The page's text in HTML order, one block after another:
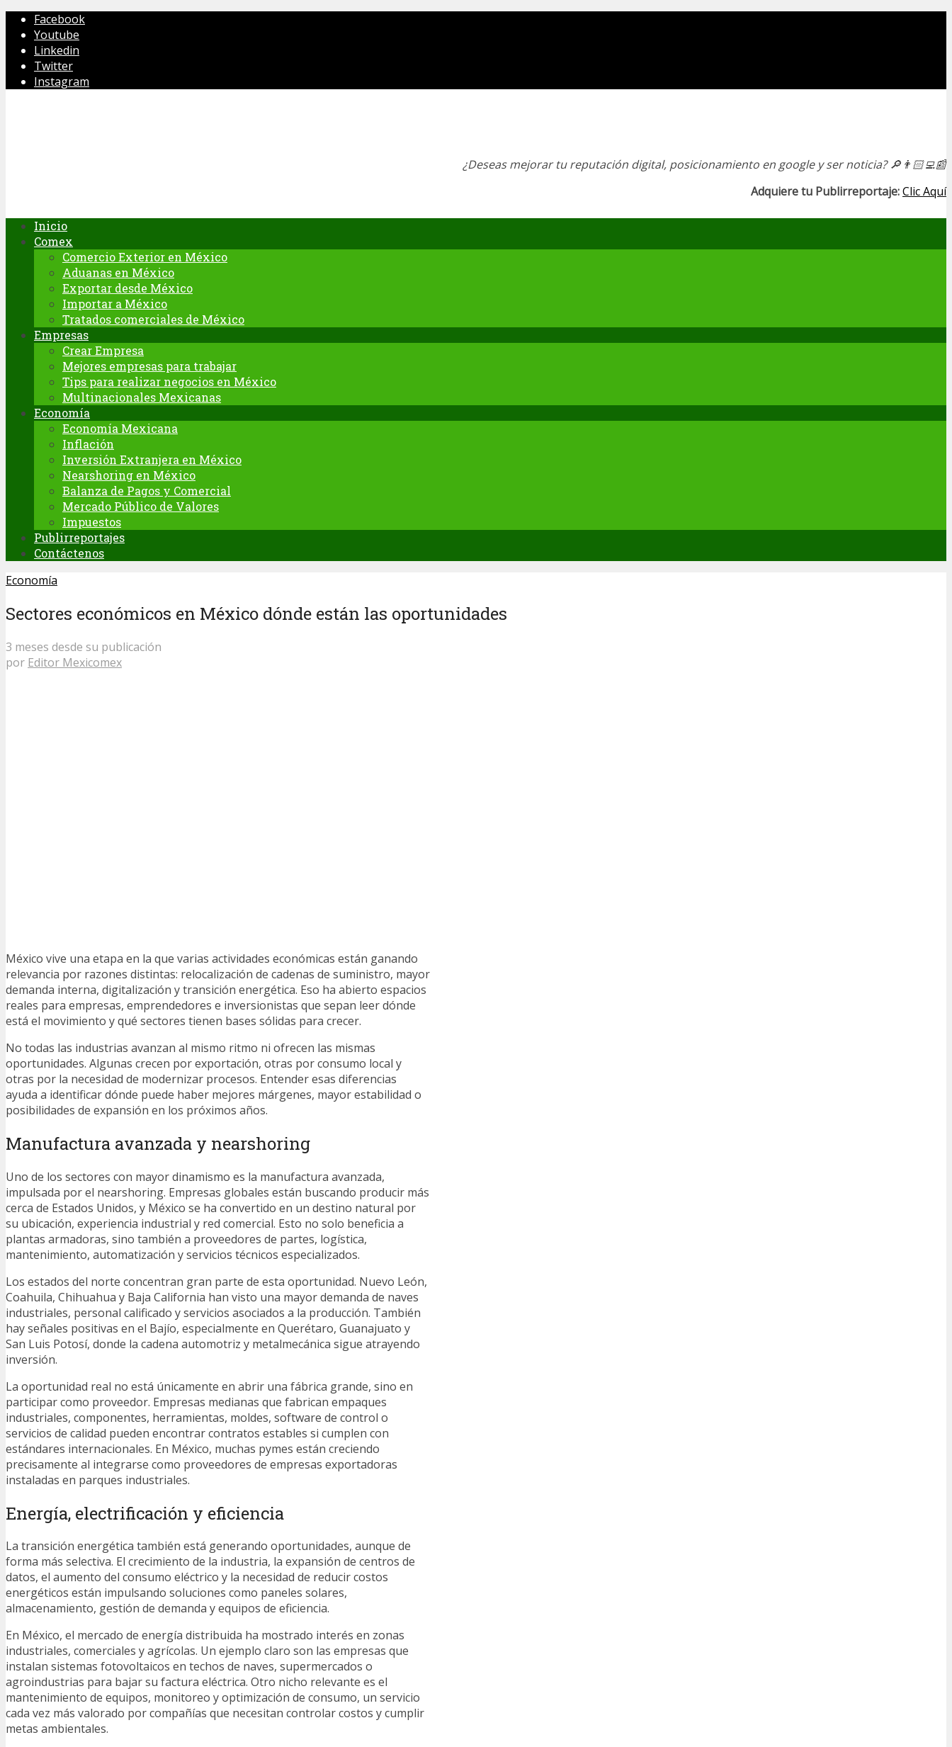
Facebook
Youtube
Linkedin
Twitter
Instagram
¿Deseas mejorar tu reputación digital, posicionamiento en google y ser noticia?🔎👨🏻‍💻📰
Adquiere tu Publirreportaje:Clic Aquí
Inicio
Comex
Comercio Exterior en México
Aduanas en México
Exportar desde México
Importar a México
Tratados comerciales de México
Empresas
Crear Empresa
Mejores empresas para trabajar
Tips para realizar negocios en México
Multinacionales Mexicanas
Economía
Economía Mexicana
Inflación
Inversión Extranjera en México
Nearshoring en México
Balanza de Pagos y Comercial
Mercado Público de Valores
Impuestos
Publirreportajes
Contáctenos
Economía
Sectores económicos en México dónde están las oportunidades
3 meses desde su publicación
por Editor Mexicomex
México vive una etapa en la que varias actividades económicas están ganando
relevancia por razones distintas: relocalización de cadenas de suministro, mayor
demanda interna, digitalización y transición energética. Eso ha abierto espacios
reales para empresas, emprendedores e inversionistas que sepan leer dónde
está el movimiento y qué sectores tienen bases sólidas para crecer.
No todas las industrias avanzan al mismo ritmo ni ofrecen las mismas
oportunidades. Algunas crecen por exportación, otras por consumo local y
otras por la necesidad de modernizar procesos. Entender esas diferencias
ayuda a identificar dónde puede haber mejores márgenes, mayor estabilidad o
posibilidades de expansión en los próximos años.
Manufactura avanzada y nearshoring
Uno de los sectores con mayor dinamismo es la manufactura avanzada,
impulsada por el nearshoring. Empresas globales están buscando producir más
cerca de Estados Unidos, y México se ha convertido en un destino natural por
su ubicación, experiencia industrial y red comercial. Esto no solo beneficia a
plantas armadoras, sino también a proveedores de partes, logística,
mantenimiento, automatización y servicios técnicos especializados.
Los estados del norte concentran gran parte de esta oportunidad. Nuevo León,
Coahuila, Chihuahua y Baja California han visto una mayor demanda de naves
industriales, personal calificado y servicios asociados a la producción. También
hay señales positivas en el Bajío, especialmente en Querétaro, Guanajuato y
San Luis Potosí, donde la cadena automotriz y metalmecánica sigue atrayendo
inversión.
La oportunidad real no está únicamente en abrir una fábrica grande, sino en
participar como proveedor. Empresas medianas que fabrican empaques
industriales, componentes, herramientas, moldes, software de control o
servicios de calidad pueden encontrar contratos estables si cumplen con
estándares internacionales. En México, muchas pymes están creciendo
precisamente al integrarse como proveedores de empresas exportadoras
instaladas en parques industriales.
Energía, electrificación y eficiencia
La transición energética también está generando oportunidades, aunque de
forma más selectiva. El crecimiento de la industria, la expansión de centros de
datos, el aumento del consumo eléctrico y la necesidad de reducir costos
energéticos están impulsando soluciones como paneles solares,
almacenamiento, gestión de demanda y equipos de eficiencia.
En México, el mercado de energía distribuida ha mostrado interés en zonas
industriales, comerciales y agrícolas. Un ejemplo claro son las empresas que
instalan sistemas fotovoltaicos en techos de naves, supermercados o
agroindustrias para bajar su factura eléctrica. Otro nicho relevante es el
mantenimiento de equipos, monitoreo y optimización de consumo, un servicio
cada vez más valorado por compañías que necesitan controlar costos y cumplir
metas ambientales.